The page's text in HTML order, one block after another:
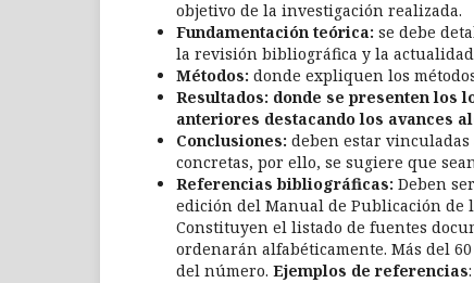
objetivo de la investigación realizada.
Fundamentación teórica: se debe
la revisión bibliográfica y la
Métodos: donde expliquen los
Resultados: donde se presenten los
anteriores destacando los avances
Conclusiones: deben estar
concretas, por ello, se sugiere que
Referencias bibliográficas: Deben
edición del Manual de Publicación de
Constituyen el listado de fuentes
ordenarán alfabéticamente. Más del
del número. Ejemplos de referencias: